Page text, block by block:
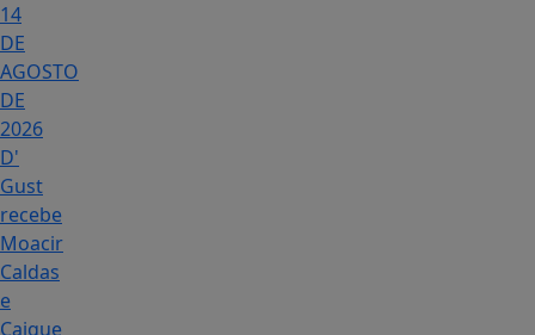
14
DE
AGOSTO
DE
2026
D'
Gust
recebe
Moacir
Caldas
e
Caique